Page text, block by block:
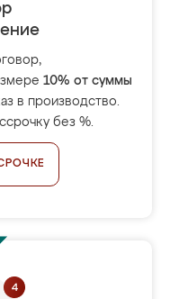
10% от суммы
в производство.
без %.